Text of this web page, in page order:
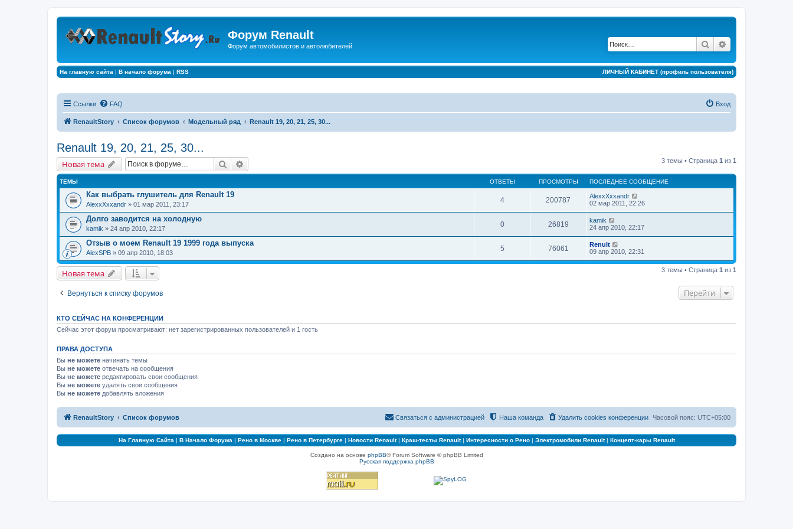
Форум Renault
Форум автомобилистов и автолюбителей Поиск
На главную сайта | В начало форума | RSS ЛИЧНЫЙ КАБИНЕТ (профиль пользователя)
Ссылки FAQ Вход
RenaultStory Список форумов Модельный ряд Renault 19, 20, 21, 25, 30...
Renault 19, 20, 21, 25, 30...
Новая тема Поиск 3 темы • Страница 1 из 1
ТЕМЫ ОТВЕТЫ ПРОСМОТРЫ ПОСЛЕДНЕЕ СООБЩЕНИЕ
Как выбрать глушитель для Renault 19
AlexxXxxandr » 01 мар 2011, 23:17
4 200787
AlexxXxxandr
02 мар 2011, 22:26
Долго заводится на холодную
kamik » 24 апр 2010, 22:17
0 26819
kamik
24 апр 2010, 22:17
Отзыв о моем Renault 19 1999 года выпуска
AlexSPB » 09 апр 2010, 18:03
5 76061
Renult
09 апр 2010, 22:31
Новая тема 3 темы • Страница 1 из 1
Вернуться к списку форумов Перейти
КТО СЕЙЧАС НА КОНФЕРЕНЦИИ
Сейчас этот форум просматривают: нет зарегистрированных пользователей и 1 гость
ПРАВА ДОСТУПА
Вы не можете начинать темы
Вы не можете отвечать на сообщения
Вы не можете редактировать свои сообщения
Вы не можете удалять свои сообщения
Вы не можете добавлять вложения
RenaultStory Список форумов Часовой пояс: UTC+05:00
Удалить cookies конференции
Наша команда
Связаться с администрацией
На Главную Сайта | В Начало Форума | Рено в Москве| Рено в Петербурге| Новости Renault| Краш-тесты Renault| Интересности о Рено| Электромобили Renault| Концепт-кары Renault
Создано на основе phpBB® Forum Software © phpBB Limited
Русская поддержка phpBB